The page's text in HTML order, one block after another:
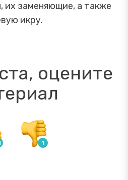
их заменяющие, а также
икру.
оцените